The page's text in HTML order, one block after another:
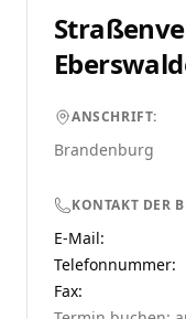
ANSCHRIFT:
Brandenburg
KONTAKT DER
E-Mail:
Telefonnummer:
Fax: